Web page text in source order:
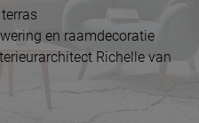
en raamdecoratie
Richelle van